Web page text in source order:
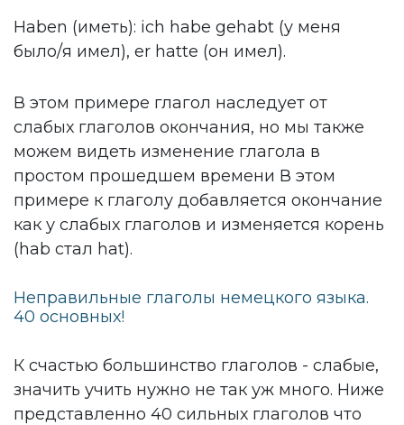
Haben (иметь): ich habe gehabt (у меня
было/я имел), er hatte (он имел).
В этом примере глагол наследует от
слабых глаголов окончания, но мы также
можем видеть изменение глагола в
простом прошедшем времени В этом
примере к глаголу добавляется окончание
как у слабых глаголов и изменяется корень
(hab стал hat).
Неправильные глаголы немецкого языка.
40 основных!
К счастью большинство глаголов - слабые,
значить учить нужно не так уж много. Ниже
представленно 40 сильных глаголов что